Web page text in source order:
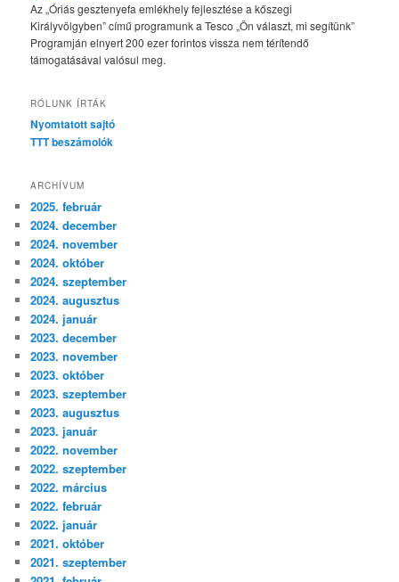
Az „Óriás gesztenyefa emlékhely fejlesztése a kőszegi
Királyvölgyben” című programunk a Tesco „Ön választ, mi segítünk”
Programján elnyert 200 ezer forintos vissza nem térítendő
támogatásával valósul meg.
RÓLUNK ÍRTÁK
Nyomtatott sajtó
TTT beszámolók
ARCHÍVUM
2025. február
2024. december
2024. november
2024. október
2024. szeptember
2024. augusztus
2024. január
2023. december
2023. november
2023. október
2023. szeptember
2023. augusztus
2023. január
2022. november
2022. szeptember
2022. március
2022. február
2022. január
2021. október
2021. szeptember